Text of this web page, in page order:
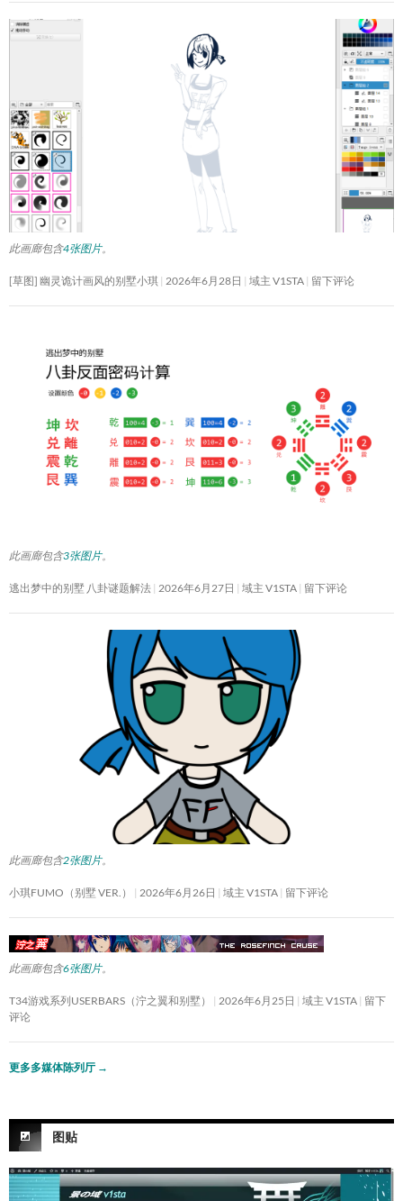
此画廊包含4张图片。
[草图] 幽灵诡计画风的别墅小琪 2026年6月28日 域主 V1STA 留下评论
此画廊包含3张图片。
逃出梦中的别墅 八卦谜题解法 2026年6月27日 域主 V1STA 留下评论
此画廊包含2张图片。
小琪FUMO（别墅 VER.） 2026年6月26日 域主 V1STA 留下评论
此画廊包含6张图片。
T34游戏系列USERBARS（泞之翼和别墅） 2026年6月25日 域主 V1STA 留下
评论
更多多媒体陈列厅 →
图贴